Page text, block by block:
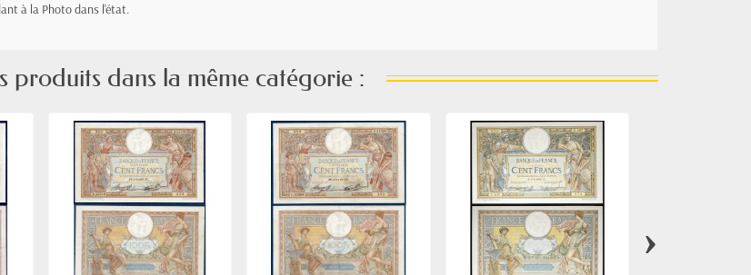
à la Photo dans l'état.
produits dans la même catégorie :
›